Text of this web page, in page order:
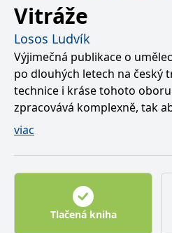
Vitráže
Losos Ludvík
Výjimečná publikace o
po dlouhých letech na český
technice i kráse tohoto
zpracovává komplexně, tak
dekorativního řemesla i jeho
Hlavním přínosem knihy je
zpracování vitráží v minulosti
opravy a restaurování
přivítají a ocení zájemci o
profesionální umělečtí sklenáři.
viac
Tlačená kniha